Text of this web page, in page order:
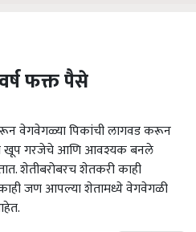
फक्त पैसे
वेगवेगळ्या पिकांची लागवड करून
खूप गरजेचे आणि आवश्यक बनले
शेतीबरोबरच शेतकरी काही
जण आपल्या शेतामध्ये वेगवेगळी